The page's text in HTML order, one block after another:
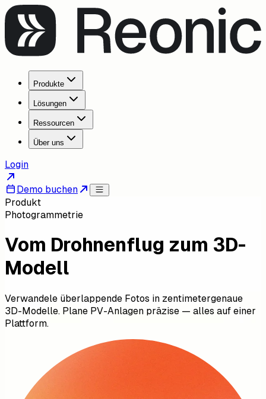
Produkte
Lösungen
Ressourcen
Über uns
Login
Demo buchen
Produkt
Photogrammetrie
Vom Drohnenflug zum 3D-
Modell
Verwandele überlappende Fotos in zentimetergenaue
3D-Modelle. Plane PV-Anlagen präzise — alles auf einer
Plattform.